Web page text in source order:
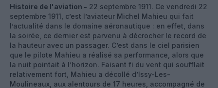
Histoire de l'aviation - 22 septembre 1911. Ce vendredi 22
septembre 1911, c’est l’aviateur Michel Mahieu qui fait
l’actualité dans le domaine aéronautique : en effet, dans
la soirée, ce dernier est parvenu à décrocher le record de
la hauteur avec un passager. C’est dans le ciel parisien
que le pilote Mahieu a réalisé sa performance, alors que
la nuit pointait à l’horizon. Faisant fi du vent qui soufflait
relativement fort, Mahieu a décollé d’Issy-Les-
Moulineaux, aux alentours de 17 heures, accompagné de